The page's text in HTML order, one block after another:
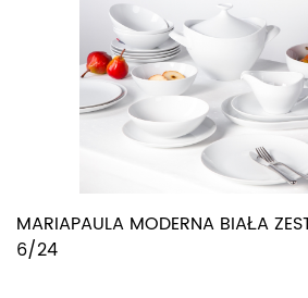
MARIAPAULA MODERNA BIAŁA
6/24